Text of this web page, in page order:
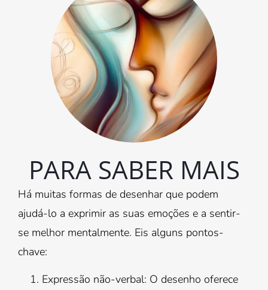
PARA SABER MAIS
Há muitas formas de desenhar que podem
ajudá-lo a exprimir as suas emoções e a sentir-
se melhor mentalmente. Eis alguns pontos-
chave:
Expressão não-verbal: O desenho oferece